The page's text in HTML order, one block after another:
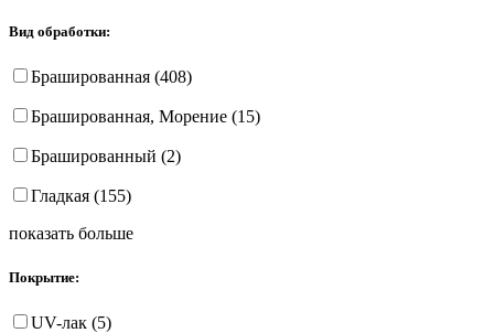
Вид обработки:
Брашированная (408)
Брашированная, Морение (15)
Брашированный (2)
Гладкая (155)
показать больше
Покрытие:
UV-лак (5)